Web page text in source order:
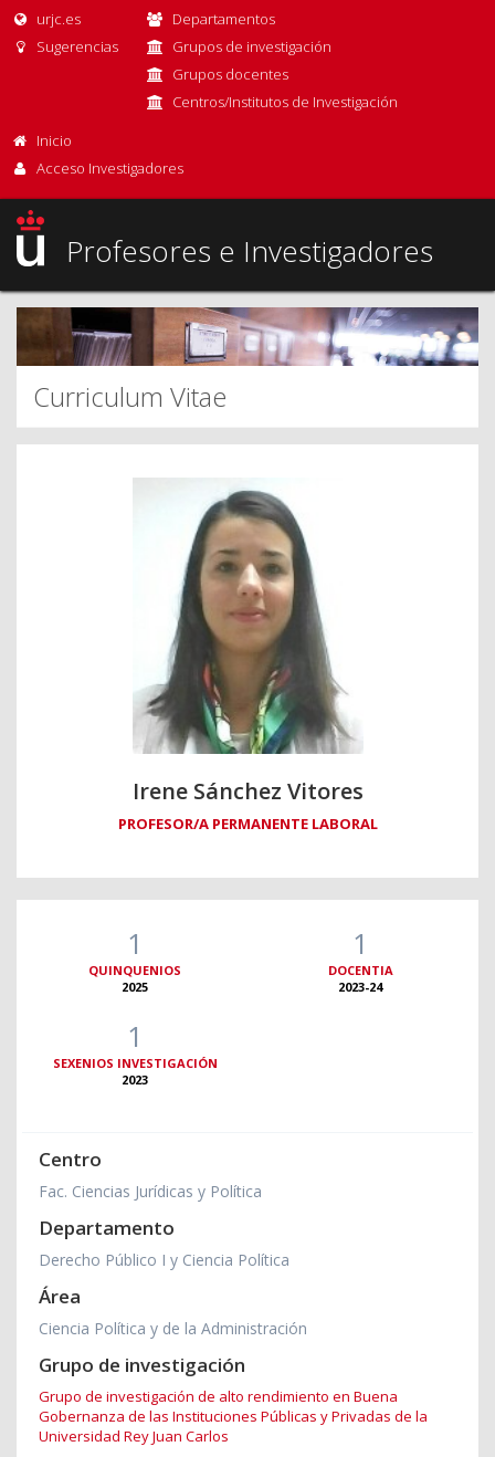
urjc.es
Sugerencias
Departamentos
Grupos de investigación
Grupos docentes
Centros/Institutos de Investigación
Inicio
Acceso Investigadores
Profesores e Investigadores
Curriculum Vitae
Irene Sánchez Vitores
PROFESOR/A PERMANENTE LABORAL
1
QUINQUENIOS
2025
1
DOCENTIA
2023-24
1
SEXENIOS INVESTIGACIÓN
2023
Centro
Fac. Ciencias Jurídicas y Política
Departamento
Derecho Público I y Ciencia Política
Área
Ciencia Política y de la Administración
Grupo de investigación
Grupo de investigación de alto rendimiento en Buena
Gobernanza de las Instituciones Públicas y Privadas de la
Universidad Rey Juan Carlos